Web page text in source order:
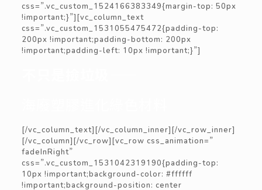
css=”.vc_custom_1524166383349{margin-top: 50px
!important;}”][vc_column_text
css=”.vc_custom_1531055475472{padding-top:
200px !important;padding-bottom: 200px
!important;padding-left: 10px !important;}”]
[/vc_column_text][/vc_column_inner][/vc_row_inner]
[/vc_column][/vc_row][vc_row css_animation=”
fadeInRight”
css=”.vc_custom_1531042319190{padding-top:
10px !important;background-color: #ffffff
!important;background-position: center